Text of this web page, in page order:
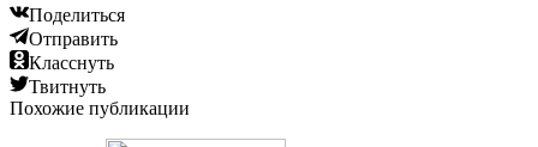
Поделиться
Отправить
Класснуть
Твитнуть
Похожие публикации